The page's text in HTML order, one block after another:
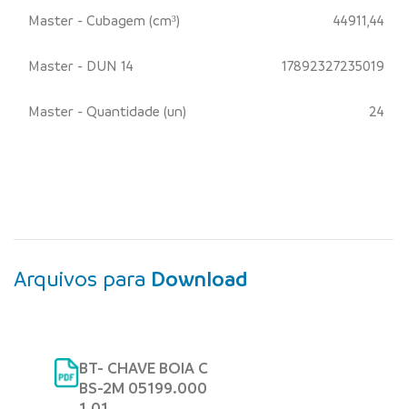
Master - Cubagem (cm³) 44911,44
Master - DUN 14 17892327235019
Master - Quantidade (un) 24
Arquivos para Download
BT- CHAVE BOIA C
BS-2M 05199.000